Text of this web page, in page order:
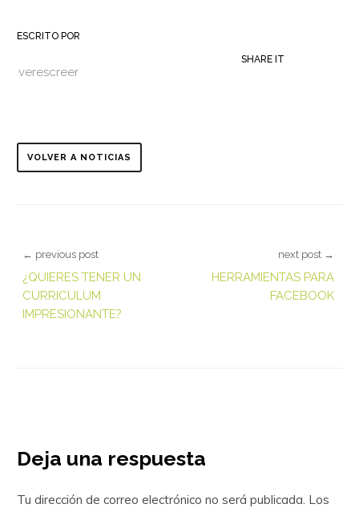
ESCRITO POR
verescreer
SHARE IT
VOLVER A NOTICIAS
← previous post
¿QUIERES TENER UN
CURRICULUM
IMPRESIONANTE?
next post →
HERRAMIENTAS PARA
FACEBOOK
Deja una respuesta
Tu dirección de correo electrónico no será publicada. Los